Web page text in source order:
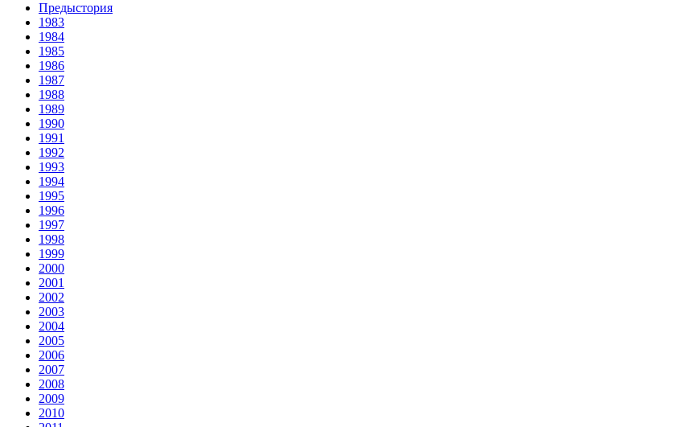
Предыстория
1983
1984
1985
1986
1987
1988
1989
1990
1991
1992
1993
1994
1995
1996
1997
1998
1999
2000
2001
2002
2003
2004
2005
2006
2007
2008
2009
2010